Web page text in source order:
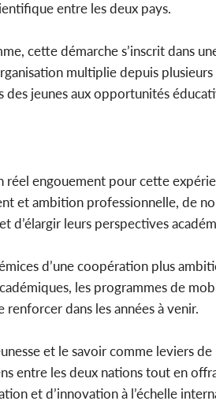
entre les deux pays.
cette démarche s’inscrit dans
multiplie depuis plusieurs
des jeunes aux opportunités
réel engouement pour cette
et ambition professionnelle, de
leurs perspectives
d’une coopération plus
les programmes de
dans les années à venir.
et le savoir comme leviers de
entre les deux nations tout en
et d’innovation à l’échelle